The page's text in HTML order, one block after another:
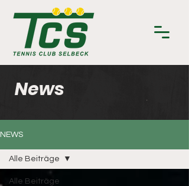
News
NEWS
Alle Beiträge
Alle Beiträge